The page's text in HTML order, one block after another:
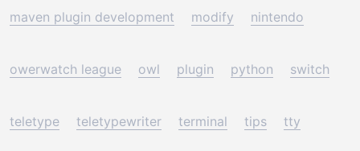
maven plugin development modify nintendo
owerwatch league owl plugin python switch
teletype teletypewriter terminal tips tty